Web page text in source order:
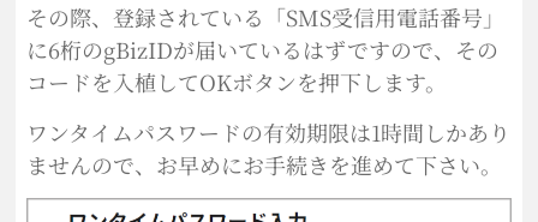
その際、登録されている「SMS受信用電話番号」
に6桁のgBizIDが届いているはずですので、その
コードを入植してOKボタンを押下します。
ワンタイムパスワードの有効期限は1時間しかあり
ませんので、お早めにお手続きを進めて下さい。